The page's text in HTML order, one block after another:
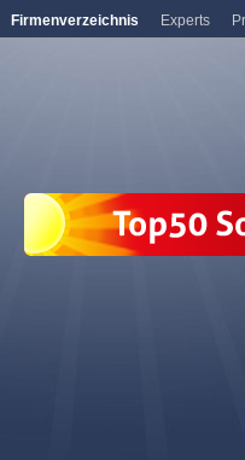
Firmenverzeichnis Experts